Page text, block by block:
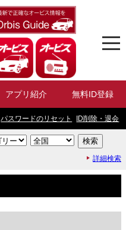
アプリ紹介 無料ID登録
パスワードのリセット ID削除・退会
詳細検索